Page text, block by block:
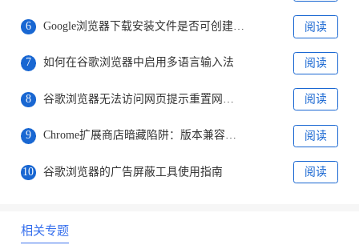
6 阅读
7 如何在谷歌浏览器中启用多语言输入法 阅读
8 阅读
9 Chrome扩展商店暗藏陷阱：版本兼容性验证工具发布 阅读
10 谷歌浏览器的广告屏蔽工具使用指南 阅读
相关专题